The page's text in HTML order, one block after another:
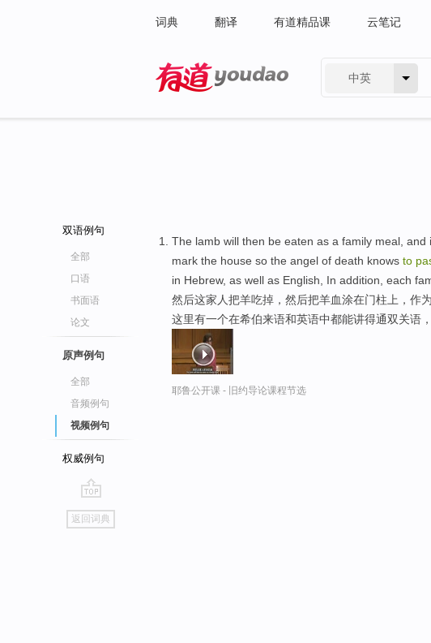
词典 翻译 有道精品课 云笔记
中英
双语例句
全部
口语
书面语
论文
原声例句
全部
音频例句
视频例句
权威例句
go
top
返回词典
The lamb will then be eaten as a family meal,
mark the house so the angel of death knows to
in Hebrew, as well as English, In addition, each
然后这家人把羊吃掉，然后把羊血涂在门柱上，作
这里有一个在希伯来语和英语中都能讲得通双关语
耶鲁公开课 - 旧约导论课程节选